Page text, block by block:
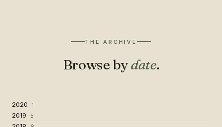
THE ARCHIVE
Browse bydate.
2020 1
2019 5